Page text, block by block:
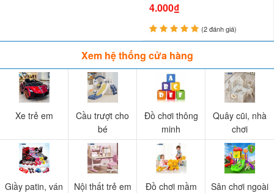
4.000₫
(2 đánh giá)
Xem hệ thống cửa hàng
Xe trẻ em
Cầu trượt cho
bé
Đồ chơi thông
minh
Quây cũi, nhà
chơi
Giầy patin, ván
Nội thất trẻ em
Đồ chơi mầm
Sân chơi ngoài